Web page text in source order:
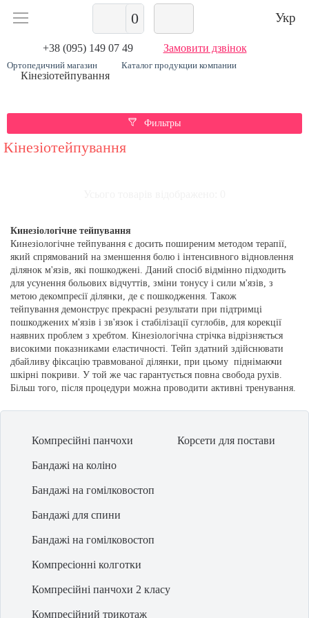
0 Укр
+38 (095) 149 07 49 Замовити дзвінок
Ортопедичний магазин Каталог продукции компании
Кінезіотейпування
Фильтры
Кінезіотейпування
Кинезіологічне тейпування
Кинезіологічне тейпування є досить поширеним методом терапії,
який спрямований на зменшення болю і інтенсивного відновлення
ділянок м'язів, які пошкоджені. Даний спосіб відмінно підходить
для усунення больових відчуттів, зміни тонусу і сили м'язів, з
метою декомпресії ділянки, де є пошкодження. Також
тейпування демонструє прекрасні результати при підтримці
пошкоджених м'язів і зв'язок і стабілізації суглобів, для корекції
наявних проблем з хребтом. Кінезіологічна стрічка відрізняється
високими показниками еластичності. Тейп здатний здійснювати
дбайливу фіксацію травмованої ділянки, при цьому піднімаючи
шкірні покриви. У той же час гарантується повна свобода рухів.
Більш того, після процедури можна проводити активні тренування.
підвищує тонус м'язів. Завдяки регулярному проведенню даної
його популярність. Слід виділити такі плюси.
1. Абсолютно відсутні больові відчуття. Не тільки накладення, а й
зняття стрічки не є причиною появи дискомфорту і болю.
2. Ефективність і швидкий результат. Позитивні зміни починають
відчуватися відразу після того, як тейп було накладено на поверхню
шкірних покривів.
Використовувати тейп необхідно протягом
Компресійні панчохи Корсети для постави
Бандажі на коліно
Бандажі на гомілковостоп
Бандажі для спини
Бандажі на гомілковостоп
Компресіонні колготки
Компресійні панчохи 2 класу
Компресійний трикотаж